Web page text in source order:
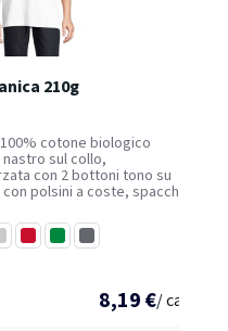
210g
100% cotone biologico
sul collo,
con 2 bottoni tono su
polsini a coste, spacchi
laterale interna,
francese
melange 2
Rosso brillante
Verde primavera
Grigio carbone
8,19 €/ cad